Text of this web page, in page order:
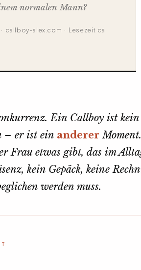
normalen Mann?
· callboy-alex.com · Lesezeit ca.
Ein Callboy ist kein
– er ist ein anderer Moment.
Frau etwas gibt, das im
kein Gepäck, keine
werden muss.